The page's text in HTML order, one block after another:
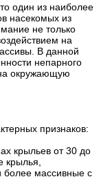
один из наиболее
насекомых из
не только
на
В данной
непарного
окружающую
признаков:
крыльев от 30 до
более массивные с